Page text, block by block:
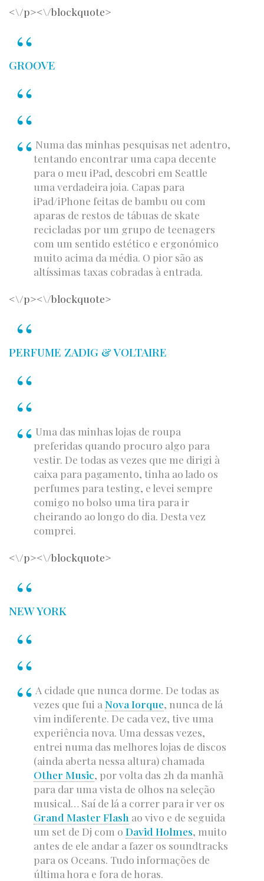
<\/p><\/blockquote>
GROOVE
Numa das minhas pesquisas net adentro,
tentando encontrar uma capa decente
para o meu iPad, descobri em Seattle
uma verdadeira joia. Capas para
iPad/iPhone feitas de bambu ou com
aparas de restos de tábuas de skate
recicladas por um grupo de teenagers
com um sentido estético e ergonómico
muito acima da média. O pior são as
altíssimas taxas cobradas à entrada.
<\/p><\/blockquote>
PERFUME ZADIG & VOLTAIRE
Uma das minhas lojas de roupa
preferidas quando procuro algo para
vestir. De todas as vezes que me dirigi à
caixa para pagamento, tinha ao lado os
perfumes para testing, e levei sempre
comigo no bolso uma tira para ir
cheirando ao longo do dia. Desta vez
comprei.
<\/p><\/blockquote>
NEW YORK
A cidade que nunca dorme. De todas as
vezes que fui a Nova Iorque, nunca de lá
vim indiferente. De cada vez, tive uma
experiência nova. Uma dessas vezes,
entrei numa das melhores lojas de discos
(ainda aberta nessa altura) chamada
Other Music, por volta das 2h da manhã
para dar uma vista de olhos na seleção
musical… Saí de lá a correr para ir ver os
Grand Master Flash ao vivo e de seguida
um set de Dj com o David Holmes, muito
antes de ele andar a fazer os soundtracks
para os Oceans. Tudo informações de
última hora e fora de horas.